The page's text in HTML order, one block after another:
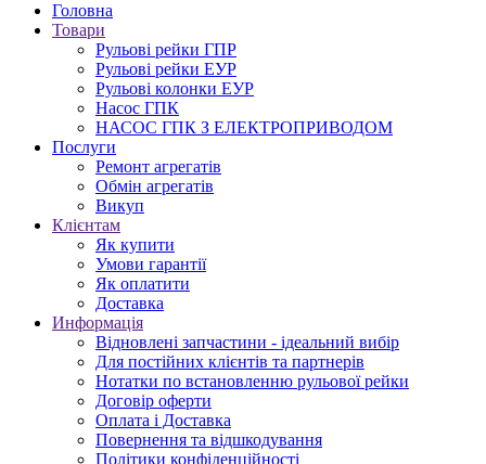
Головна
Товари
Рульові рейки ГПР
Рульові рейки ЕУР
Рульові колонки ЕУР
Насос ГПК
НАСОС ГПК З ЕЛЕКТРОПРИВОДОМ
Послуги
Ремонт агрегатів
Обмін агрегатів
Викуп
Клієнтам
Як купити
Умови гарантії
Як оплатити
Доставка
Информація
Відновлені запчастини - ідеальний вибір
Для постійних клієнтів та партнерів
Нотатки по встановленню рульової рейки
Договір оферти
Оплата і Доставка
Повернення та відшкодування
Політики конфіденційності